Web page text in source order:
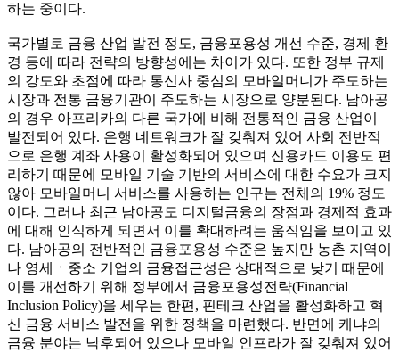
하는 중이다.
국가별로 금융 산업 발전 정도, 금융포용성 개선 수준, 경제 환
경 등에 따라 전략의 방향성에는 차이가 있다. 또한 정부 규제
의 강도와 초점에 따라 통신사 중심의 모바일머니가 주도하는
시장과 전통 금융기관이 주도하는 시장으로 양분된다. 남아공
의 경우 아프리카의 다른 국가에 비해 전통적인 금융 산업이
발전되어 있다. 은행 네트워크가 잘 갖춰져 있어 사회 전반적
으로 은행 계좌 사용이 활성화되어 있으며 신용카드 이용도 편
리하기 때문에 모바일 기술 기반의 서비스에 대한 수요가 크지
않아 모바일머니 서비스를 사용하는 인구는 전체의 19% 정도
이다. 그러나 최근 남아공도 디지털금융의 장점과 경제적 효과
에 대해 인식하게 되면서 이를 확대하려는 움직임을 보이고 있
다. 남아공의 전반적인 금융포용성 수준은 높지만 농촌 지역이
나 영세ㆍ중소 기업의 금융접근성은 상대적으로 낮기 때문에
이를 개선하기 위해 정부에서 금융포용성전략(Financial
Inclusion Policy)을 세우는 한편, 핀테크 산업을 활성화하고 혁
신 금융 서비스 발전을 위한 정책을 마련했다. 반면에 케냐의
금융 분야는 낙후되어 있으나 모바일 인프라가 잘 갖춰져 있어